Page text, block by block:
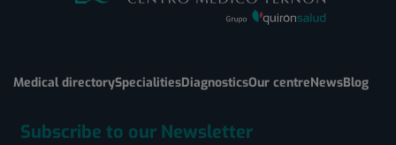
Medical directorySpecialitiesDiagnosticsOur centreNewsBlog
Subscribe to our Newsletter